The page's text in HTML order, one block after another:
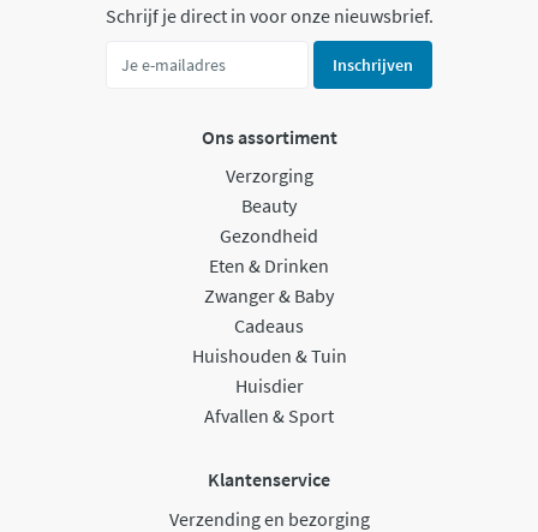
Schrijf je direct in voor onze nieuwsbrief.
Inschrijven
Ons assortiment
Verzorging
Beauty
Gezondheid
Eten & Drinken
Zwanger & Baby
Cadeaus
Huishouden & Tuin
Huisdier
Afvallen & Sport
Klantenservice
Verzending en bezorging